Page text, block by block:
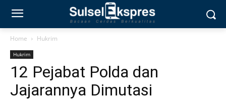
Home Hukrim
Hukrim
12 Pejabat Polda dan
Jajarannya Dimutasi